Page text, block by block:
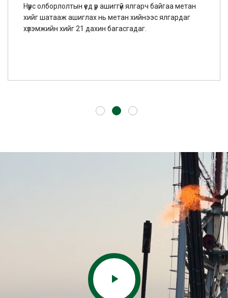
Нүүрс олборлолтын үед үр ашиггүй ялгарч байгаа метан
хийг шатааж ашиглах нь метан хийнээс ялгардаг
хүлэмжийн хийг 21 дахин багасгадаг.